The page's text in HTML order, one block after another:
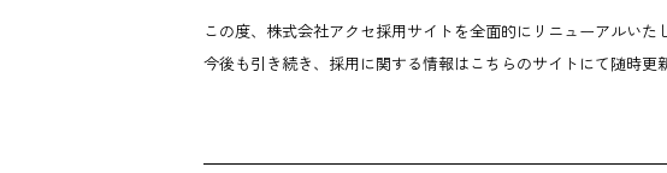
この度、株式会社アクセ採用サイトを全面的にリニューアルいた
今後も引き続き、採用に関する情報はこちらのサイトにて随時更